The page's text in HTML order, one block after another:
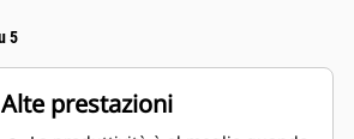
5
Alte prestazioni